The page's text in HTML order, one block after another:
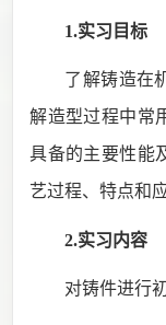
1.实习目标
了解铸造在
解造型过程中常
具备的主要性能
艺过程、特点和
2.实习内容
对铸件进行